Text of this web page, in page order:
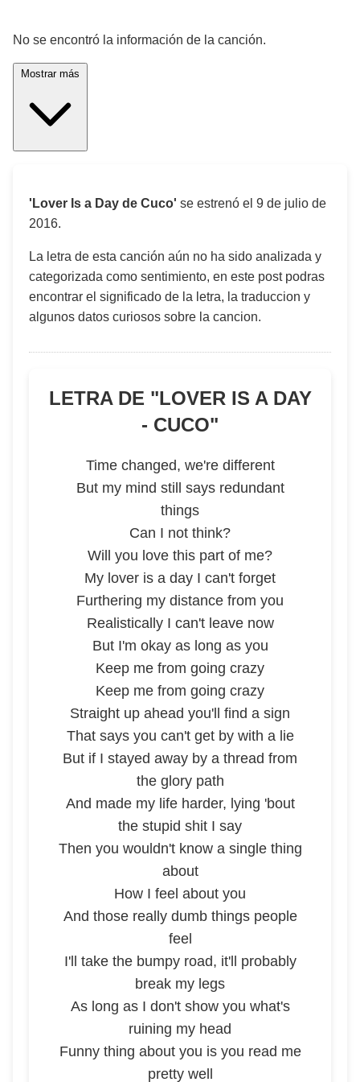
No se encontró la información de la canción.
'Lover Is a Day de Cuco' se estrenó el 9 de julio de
2016.
La letra de esta canción aún no ha sido analizada y
categorizada como sentimiento, en este post podras
encontrar el significado de la letra, la traduccion y
algunos datos curiosos sobre la cancion.
LETRA DE "LOVER IS A DAY
- CUCO"
Time changed, we're different
But my mind still says redundant
things
Can I not think?
Will you love this part of me?
My lover is a day I can't forget
Furthering my distance from you
Realistically I can't leave now
But I'm okay as long as you
Keep me from going crazy
Keep me from going crazy
Straight up ahead you'll find a sign
That says you can't get by with a lie
But if I stayed away by a thread from
the glory path
And made my life harder, lying 'bout
the stupid shit I say
Then you wouldn't know a single thing
about
How I feel about you
And those really dumb things people
feel
I'll take the bumpy road, it'll probably
break my legs
As long as I don't show you what's
ruining my head
Funny thing about you is you read me
pretty well